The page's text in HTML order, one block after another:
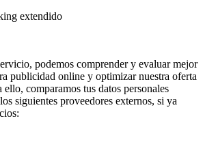
extendido
podemos comprender y evaluar mejor
publicidad online y optimizar nuestra oferta
comparamos tus datos personales
siguientes proveedores externos, si ya